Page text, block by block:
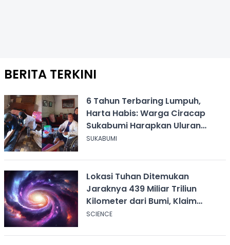
BERITA TERKINI
6 Tahun Terbaring Lumpuh,
Harta Habis: Warga Ciracap
Sukabumi Harapkan Uluran
Tangan KDM
SUKABUMI
Lokasi Tuhan Ditemukan
Jaraknya 439 Miliar Triliun
Kilometer dari Bumi, Klaim
Ilmuwan Harvard
SCIENCE